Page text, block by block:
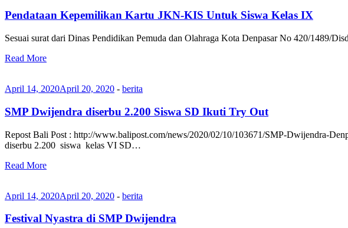
Pendataan Kepemilikan Kartu JKN-KIS Untuk Siswa Kelas IX
Sesuai surat dari Dinas Pendidikan Pemuda dan Olahraga Kota Denpasar No 420/1489/
Read More
April 14, 2020April 20, 2020 - berita
SMP Dwijendra diserbu 2.200 Siswa SD Ikuti Try Out
Repost Bali Post : http://www.balipost.com/news/2020/02/10/103671/SMP-Dwijendra-
diserbu 2.200 siswa kelas VI SD…
Read More
April 14, 2020April 20, 2020 - berita
Festival Nyastra di SMP Dwijendra